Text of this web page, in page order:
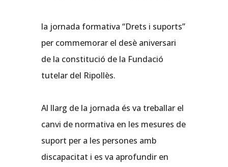
la jornada formativa “Drets i suports”
per commemorar el desè aniversari
de la constitució de la Fundació
tutelar del Ripollès.
Al llarg de la jornada és va treballar el
canvi de normativa en les mesures de
suport per a les persones amb
discapacitat i es va aprofundir en